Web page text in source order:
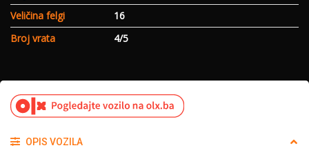
Veličina felgi
16
Broj vrata
4/5
OPIS VOZILA